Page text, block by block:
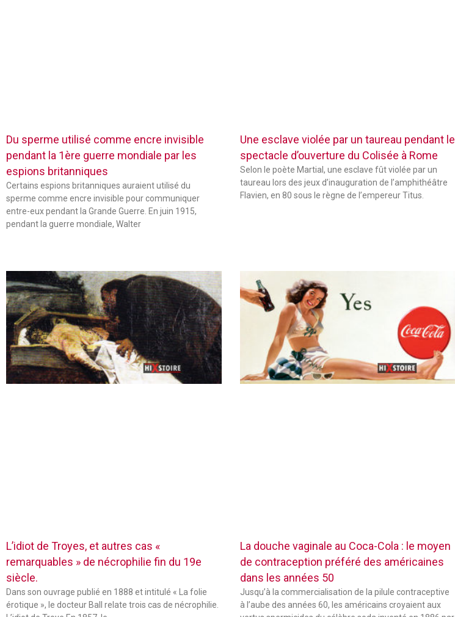
Du sperme utilisé comme encre invisible
pendant la 1ère guerre mondiale par les
espions britanniques
Certains espions britanniques auraient utilisé du
sperme comme encre invisible pour communiquer
entre-eux pendant la Grande Guerre. En juin 1915,
pendant la guerre mondiale, Walter
Une esclave violée par un taureau pendant le
spectacle d’ouverture du Colisée à Rome
Selon le poète Martial, une esclave fût violée par un
taureau lors des jeux d’inauguration de l’amphithéâtre
Flavien, en 80 sous le règne de l’empereur Titus.
L’idiot de Troyes, et autres cas «
remarquables » de nécrophilie fin du 19e
siècle.
Dans son ouvrage publié en 1888 et intitulé « La folie
érotique », le docteur Ball relate trois cas de nécrophilie.
La douche vaginale au Coca-Cola : le moyen
de contraception préféré des américaines
dans les années 50
Jusqu’à la commercialisation de la pilule contraceptive
à l’aube des années 60, les américains croyaient aux